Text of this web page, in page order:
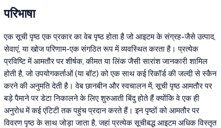
परिभाषा
एक सूची पृष्ठ एक प्रकार का वेब पृष्ठ होता है जो आइटम के संग्रह-जैसे उत्पाद,
सेवाएं, या खोज परिणाम-एक संगठित रूप में व्यवस्थित करता है। प्रत्येक
प्रविष्टि में आमतौर पर शीर्षक, कीमत या लिंक जैसी सारांश जानकारी शामिल
होती है, जो उपयोगकर्ताओं (या बॉट) को एक साथ कई रिकॉर्ड की जल्दी से स्कैन
करने की अनुमति देती है। वेब छानबीन और स्वचालन में, सूची पृष्ठ आमतौर पर
बड़े पैमाने पर डेटा निकालने के लिए शुरुआती बिंदु होते हैं क्योंकि वे एक ही
अनुरोध में कई एंटिटी तक पहुंच प्रदान करते हैं। इन पृष्ठों को आमतौर पर
विवरण पृष्ठ के साथ जोड़ा जाता है, जहां प्रत्येक सूचीबद्ध आइटम अधिक विस्तृत